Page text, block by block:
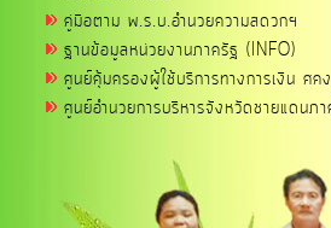
คู่มือตาม พ.ร.บ.อำนวยความสดวกฯ
ฐานข้อมูลหน่วยงานภาครัฐ (INFO)
ศูนย์คุ้มครองผู้ใช้บริการทางการเงิน ศค
ศูนย์อำนวยการบริหารจังหวัดชายแดนภ